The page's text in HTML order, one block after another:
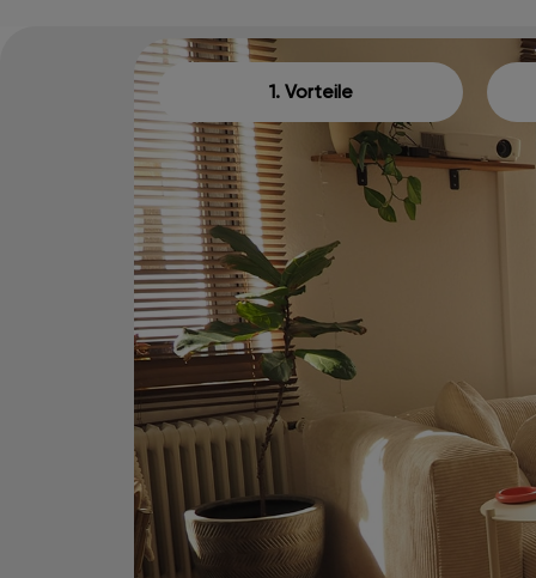
1. Vorteile